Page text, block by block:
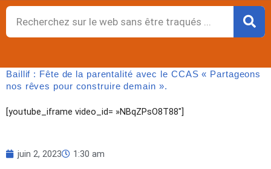
Rechercher
Baillif : Fête de la parentalité avec le CCAS « Partageons
nos rêves pour construire demain ».
[youtube_iframe video_id= »NBqZPsO8T88″]
juin 2, 2023 1:30 am